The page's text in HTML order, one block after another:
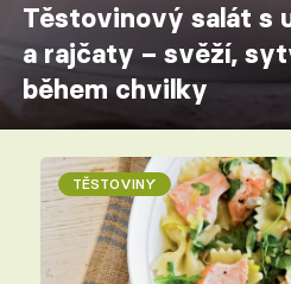
Těstovinový salát s
a rajčaty – svěží,
během chvilky
TĚSTOVINY